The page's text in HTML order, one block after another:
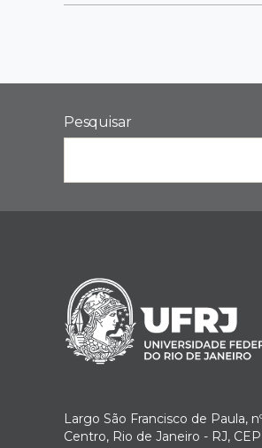
Pesquisar
Largo São Francisco de Paula,
Centro, Rio de Janeiro - RJ,